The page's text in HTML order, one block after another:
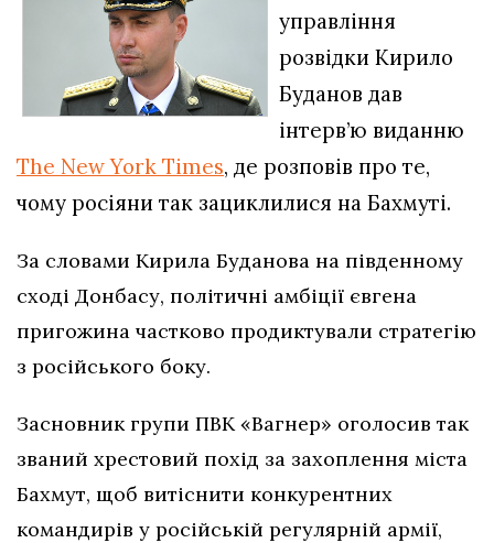
управління
розвідки Кирило
Буданов дав
інтерв’ю виданню
The New York Times, де розповів про те,
чому росіяни так зациклилися на Бахмуті.
За словами Кирила Буданова на південному
сході Донбасу, політичні амбіції євгена
пригожина частково продиктували стратегію
з російського боку.
Засновник групи ПВК «Вагнер» оголосив так
званий хрестовий похід за захоплення міста
Бахмут, щоб витіснити конкурентних
командирів у російській регулярній армії,